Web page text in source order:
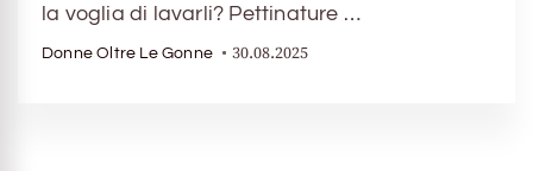
la voglia di lavarli? Pettinature …
Donne Oltre Le Gonne 30.08.2025